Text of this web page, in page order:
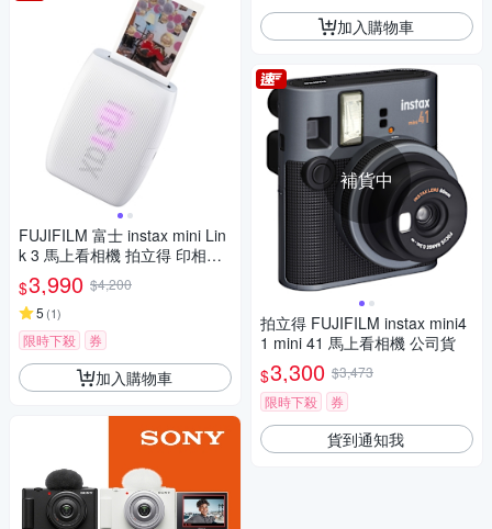
FUJIFILM 富士 instax mini Lin
k 3 馬上看相機 拍立得 印相機
公司貨
$3,990 $4,200
5 (1)
限時下殺 券
加入購物車
加入購物車
補貨中
拍立得 FUJIFILM instax mini4
1 mini 41 馬上看相機 公司貨
$3,300 $3,473
限時下殺
券
貨到通知我